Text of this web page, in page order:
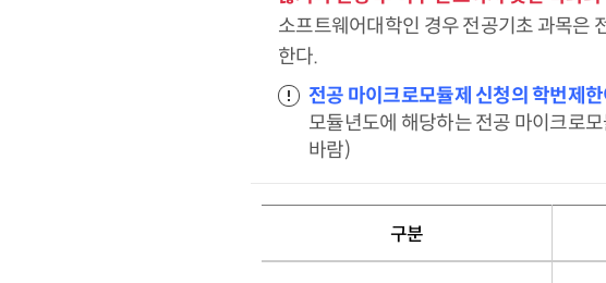
소프트웨어대학인 경우 전공기초 과목은
한다.
전공 마이크로모듈제 신청의 학번제
모듈년도에 해당하는 전공 마이크로
바람)
구분